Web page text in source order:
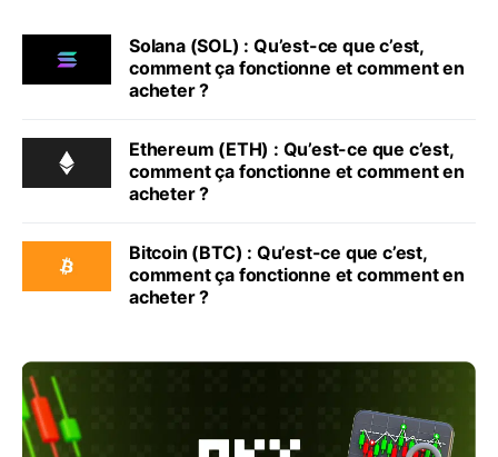
Solana (SOL) : Qu’est-ce que c’est,
comment ça fonctionne et comment en
acheter ?
Ethereum (ETH) : Qu’est-ce que c’est,
comment ça fonctionne et comment en
acheter ?
Bitcoin (BTC) : Qu’est-ce que c’est,
comment ça fonctionne et comment en
acheter ?